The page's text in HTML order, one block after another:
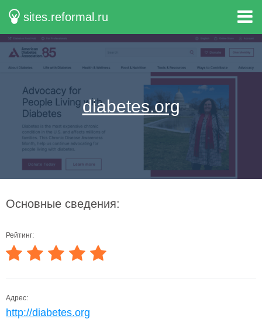
sites.reformal.ru
diabetes.org
Основные сведения:
Рейтинг:
Адрес:
http://diabetes.org